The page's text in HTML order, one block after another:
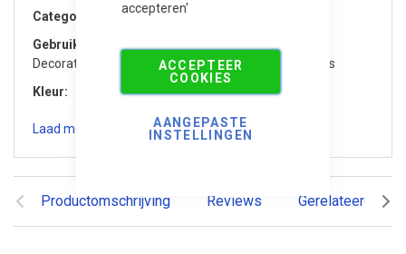
accepteren'
ACCEPTEER
COOKIES
AANGEPASTE
INSTELLINGEN
Productomschrijving Reviews Gerelateerde
Categorie
Gebruik / Toepassing
Decoratief, Drainage / waterdoorlatend, Tuin / Terras
Kleur
Rood
Laad meer specificaties